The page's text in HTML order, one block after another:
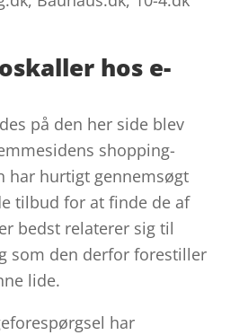
hos e-
på den her side blev
shopping-
har hurtigt gennemsøgt
tilbud for at finde de af
bedst relaterer sig til
som den derfor forestiller
lide.
har